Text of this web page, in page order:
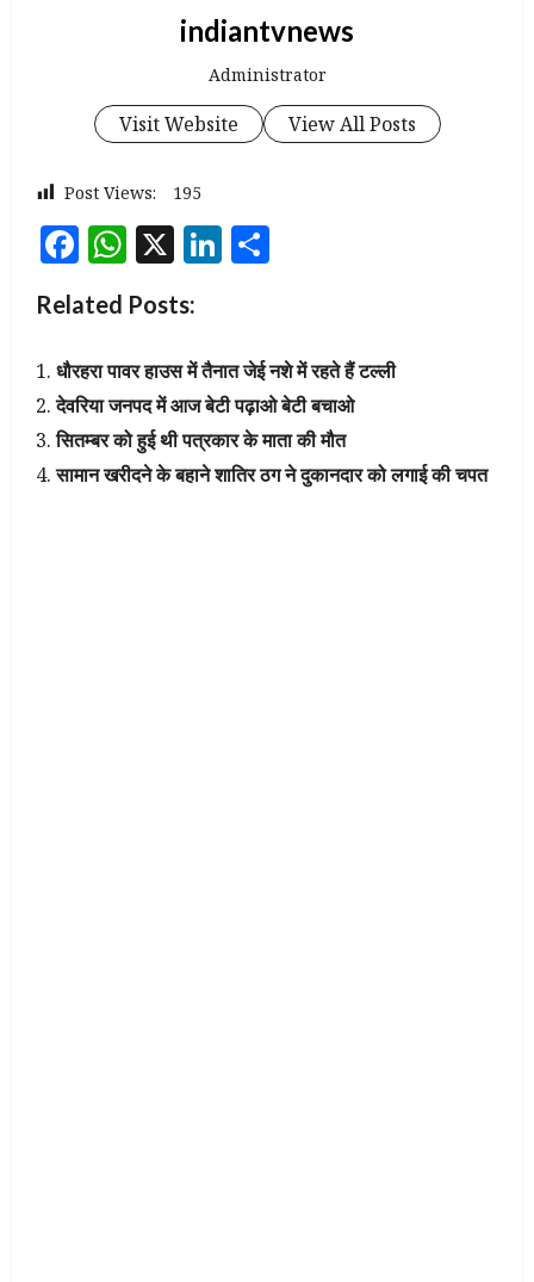
indiantvnews
Administrator
Visit Website View All Posts
Post Views: 195
Facebook
WhatsApp
X LinkedIn
Related Posts:
धौरहरा पावर हाउस में तैनात जेई नशे में रहते हैं टल्ली
देवरिया जनपद में आज बेटी पढ़ाओ बेटी बचाओ
सितम्बर को हुई थी पत्रकार के माता की मौत
सामान खरीदने के बहाने शातिर ठग ने दुकानदार को लगाई की चपत